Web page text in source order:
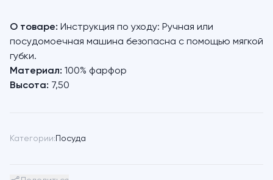
О товаре: Инструкция по уходу: Ручная или
посудомоечная машина безопасна с помощью мягкой
губки.
Материал: 100% фарфор
Высота: 7,50
Категории: Посуда